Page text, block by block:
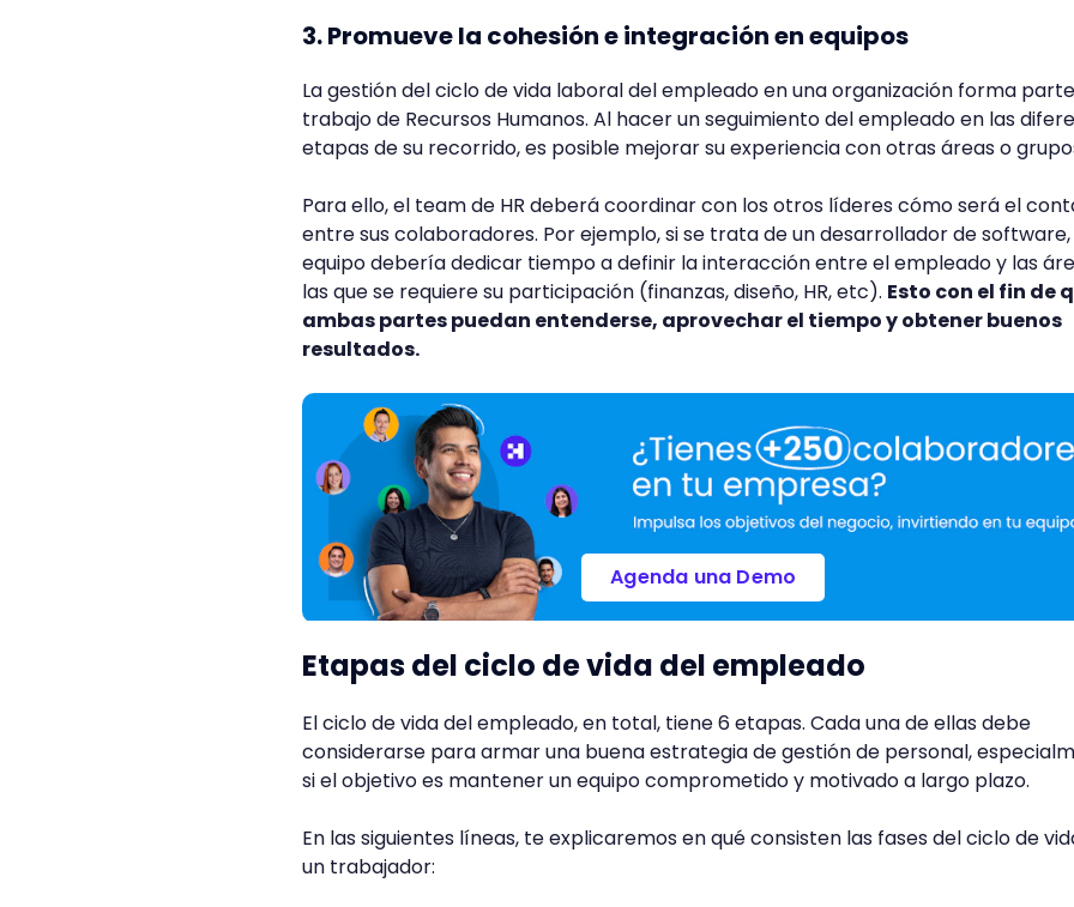
3. Promueve la cohesión e integración en equipos
La gestión del ciclo de vida laboral del empleado en una organización forma
trabajo de Recursos Humanos. Al hacer un seguimiento del empleado en las
etapas de su recorrido, es posible mejorar su experiencia con otras áreas o
Para ello, el team de HR deberá coordinar con los otros líderes cómo será el
entre sus colaboradores. Por ejemplo, si se trata de un desarrollador de
equipo debería dedicar tiempo a definir la interacción entre el empleado y las
las que se requiere su participación (finanzas, diseño, HR, etc). Esto con el fin de
ambas partes puedan entenderse, aprovechar el tiempo y obtener buenos
resultados.
Agenda una Demo
Etapas del ciclo de vida del empleado
El ciclo de vida del empleado, en total, tiene 6 etapas. Cada una de ellas debe
considerarse para armar una buena estrategia de gestión de personal,
si el objetivo es mantener un equipo comprometido y motivado a largo plazo.
En las siguientes líneas, te explicaremos en qué consisten las fases del ciclo de
un trabajador: